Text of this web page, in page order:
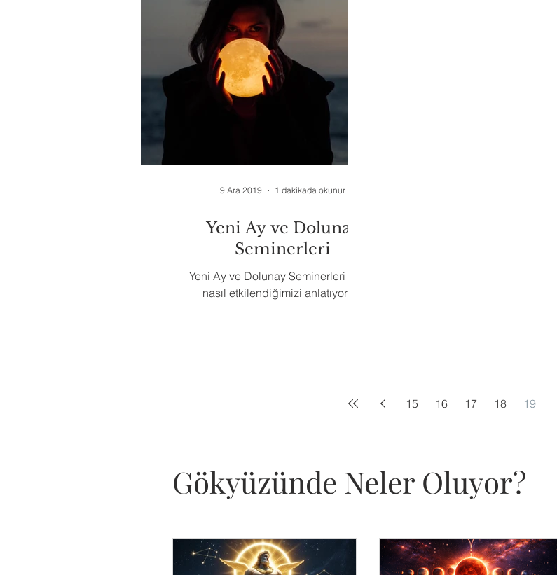
Yeni Ay ve Dolunay
Seminerleri
Yeni Ay ve Dolunay Seminerleri yapıp
nasıl etkilendiğimizi anlatıyorum
9 Ara 2019 1 dakikada okunur
15 16 17 18 19
Gökyüzünde Neler Oluyor?